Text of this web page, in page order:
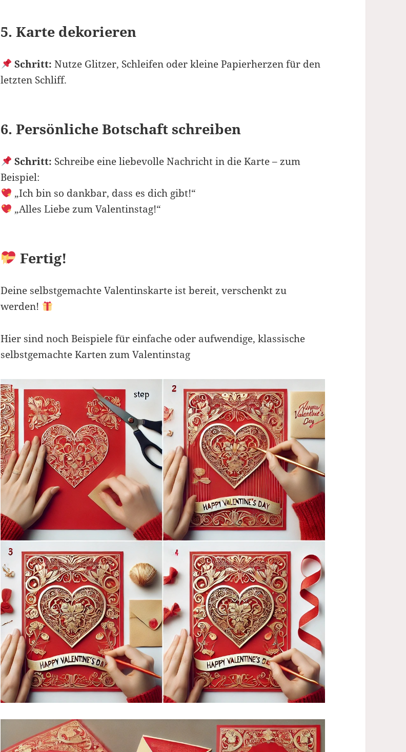
5. Karte dekorieren
Schritt: Nutze Glitzer, Schleifen oder kleine Papierherzen für den
letzten Schliff.
6. Persönliche Botschaft schreiben
Schritt: Schreibe eine liebevolle Nachricht in die Karte – zum
Beispiel:
„Ich bin so dankbar, dass es dich gibt!“
„Alles Liebe zum Valentinstag!“
Fertig!
Deine selbstgemachte Valentinskarte ist bereit, verschenkt zu
werden!
Hier sind noch Beispiele für einfache oder aufwendige, klassische
selbstgemachte Karten zum Valentinstag